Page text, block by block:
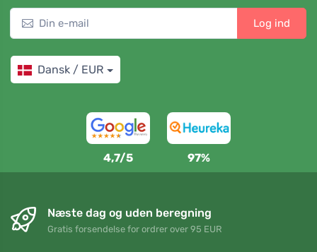
Log ind
Dansk / EUR
4,7/5 97%
Næste dag og uden beregning
Gratis forsendelse for ordrer over 95 EUR